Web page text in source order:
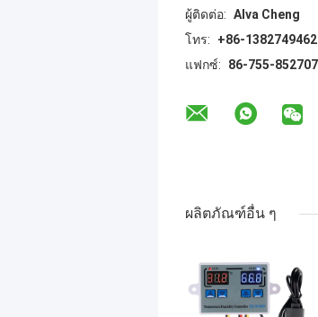
ผู้ติดต่อ: Alva Cheng
โทร:
+86-
แฟกซ์:
86-755-
ผลิตภัณฑ์อื่น ๆ